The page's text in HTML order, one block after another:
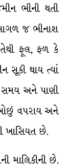
ભીની થતી
આગળ જ ભીનાશ
ફૂલ, ફળ કે
સૂકી થાય ત્યાં
અને પાણી
ઓછું વપરાય અને
ખાસિયત છે.
માલિકીની છે.